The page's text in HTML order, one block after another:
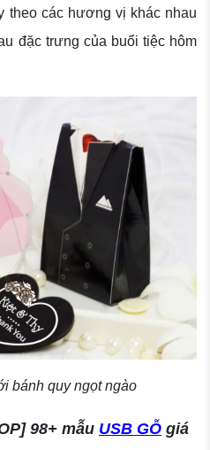
theo các hương vị khác nhau
đặc trưng của buổi tiệc hôm
bánh quy ngọt ngào
98+ mẫu USB GỖ giá